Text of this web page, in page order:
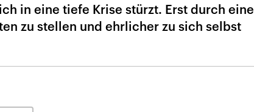
in eine tiefe Krise stürzt. Erst durch eine
zu stellen und ehrlicher zu sich selbst